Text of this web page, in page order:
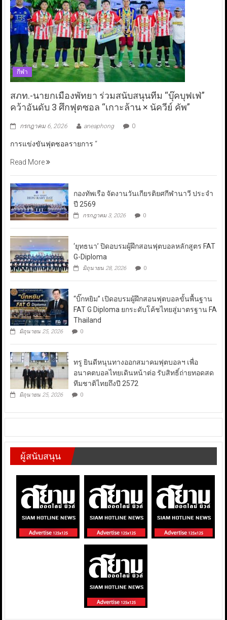
กีฬา
สภท.-นายกเมืองพัทยา ร่วมสนับสนุนทีม “บุ๊คบุฟเฟ่”
คว้าอันดับ 3 ศึกฟุตซอล “เกาะล้าน × นัควีย์ คัพ”
กรกฎาคม 6, 2026 aneaphong 0
การแข่งขันฟุตซอลรายการ “
Read More
กองทัพเรือ จัดงานวันเกียรติยศกีฬานาวี ประจำ
ปี 2569
กรกฎาคม 3, 2026 0
‘ยุทธนา’ ปิดอบรมผู้ฝึกสอนฟุตบอลหลักสูตร FAT
G-Diploma
มิถุนายน 28, 2026 0
“บิ๊กหยิม” เปิดอบรมผู้ฝึกสอนฟุตบอลขั้นพื้นฐาน
FAT G Diploma ยกระดับโค้ชไทยสู่มาตรฐาน FA
Thailand
มิถุนายน 25, 2026 0
ทรู ยินดีหนุนทางออกสมาคมฟุตบอลฯ เพื่อ
อนาคตบอลไทยเดินหน้าต่อ รับสิทธิ์ถ่ายทอดสด
ทีมชาติไทยถึงปี 2572
มิถุนายน 25, 2026 0
ผู้สนับสนุน